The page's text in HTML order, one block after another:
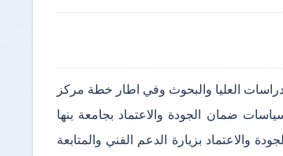
العليا والبحوث وفي اطار خطة مركز
ضمان الجودة والاعتماد بجامعة بنها
والاعتماد بزيارة الدعم الفني والمتابعة